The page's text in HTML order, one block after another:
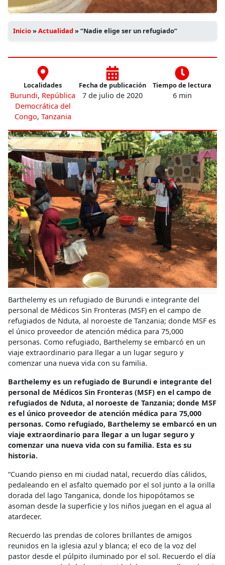
Inicio»Actualidad»“Nadie elige ser un refugiado”
Localidades
Burundi, República
Democrática del
Congo, Tanzania
Fecha de publicación
7 de julio de 2020
Tiempo de lectura
6 min
Barthelemy es un refugiado de Burundi e integrante del
personal de Médicos Sin Fronteras (MSF) en el campo de
refugiados de Nduta, al noroeste de Tanzania; donde MSF es
el único proveedor de atención médica para 75,000
personas. Como refugiado, Barthelemy se embarcó en un
viaje extraordinario para llegar a un lugar seguro y
comenzar una nueva vida con su familia.
Barthelemy es un refugiado de Burundi e integrante del
personal de Médicos Sin Fronteras (MSF) en el campo de
refugiados de Nduta, al noroeste de Tanzania; donde MSF
es el único proveedor de atención médica para 75,000
personas. Como refugiado, Barthelemy se embarcó en un
viaje extraordinario para llegar a un lugar seguro y
comenzar una nueva vida con su familia. Esta es su
historia.
“Cuando pienso en mi ciudad natal, recuerdo días cálidos,
pedaleando en el asfalto quemado por el sol junto a la orilla
dorada del lago Tanganica, donde los hipopótamos se
asoman desde la superficie y los niños juegan en el agua al
atardecer.
Recuerdo las prendas de colores brillantes de amigos
reunidos en la iglesia azul y blanca; el eco de la voz del
pastor desde el púlpito iluminado por el sol. Recuerdo el día